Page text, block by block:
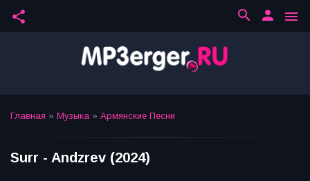
share menu
person
search
Главная » Музыка » Армянские Песни
Surr - Andzrev (2024)